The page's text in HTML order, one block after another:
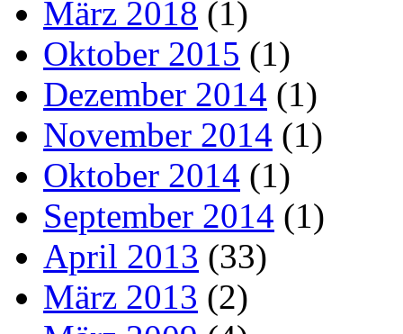
März 2018 (1)
Oktober 2015 (1)
Dezember 2014 (1)
November 2014 (1)
Oktober 2014 (1)
September 2014 (1)
April 2013 (33)
März 2013 (2)